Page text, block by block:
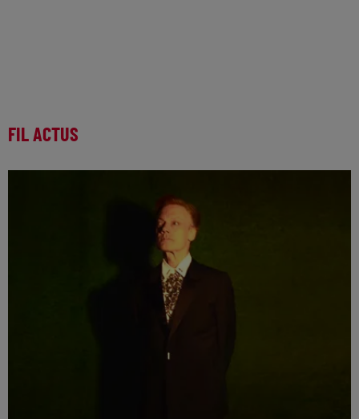
FIL ACTUS